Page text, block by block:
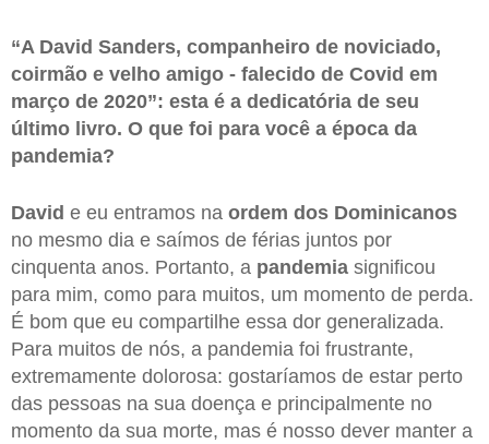
“A David Sanders, companheiro de noviciado,
coirmão e velho amigo - falecido de Covid em
março de 2020”: esta é a dedicatória de seu
último livro. O que foi para você a época da
pandemia?
David e eu entramos na ordem dos Dominicanos
no mesmo dia e saímos de férias juntos por
cinquenta anos. Portanto, a pandemia significou
para mim, como para muitos, um momento de perda.
É bom que eu compartilhe essa dor generalizada.
Para muitos de nós, a pandemia foi frustrante,
extremamente dolorosa: gostaríamos de estar perto
das pessoas na sua doença e principalmente no
momento da sua morte, mas é nosso dever manter a